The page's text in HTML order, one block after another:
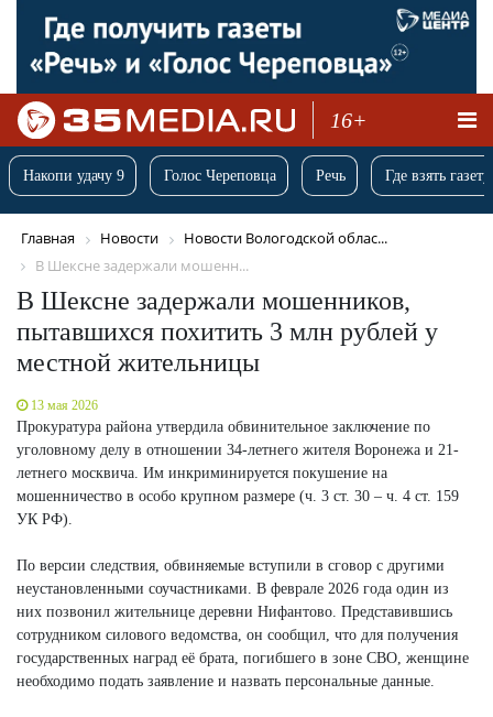
16+
Накопи удачу 9 Голос Череповца Речь Где взять
Главная Новости
Новости Вологодской облас...
В Шексне задержали мошенн...
В Шексне задержали мошенников,
пытавшихся похитить 3 млн рублей у
местной жительницы
13 мая 2026
Прокуратура района утвердила обвинительное заключение по
уголовному делу в отношении 34-летнего жителя Воронежа и 21-
летнего москвича. Им инкриминируется покушение на
мошенничество в особо крупном размере (ч. 3 ст. 30 – ч. 4 ст. 159
УК РФ).
По версии следствия, обвиняемые вступили в сговор с другими
неустановленными соучастниками. В феврале 2026 года один из
них позвонил жительнице деревни Нифантово. Представившись
сотрудником силового ведомства, он сообщил, что для получения
государственных наград её брата, погибшего в зоне СВО, женщине
необходимо подать заявление и назвать персональные данные.